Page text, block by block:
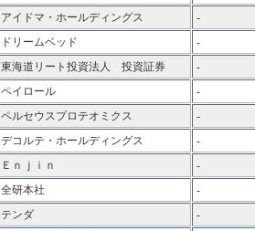
アイドマ・ホールディングス
-
ドリームベッド
-
東海道リート投資法人 投資証券
-
ペイロール
-
ペルセウスプロテオミクス
-
デコルテ・ホールディングス
-
Ｅｎｊｉｎ
-
全研本社
-
テンダ
-